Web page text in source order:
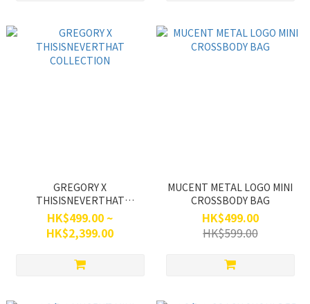
GREGORY X
THISISNEVERTHAT
COLLECTION
HK$499.00 ~
HK$2,399.00
MUCENT METAL LOGO MINI
CROSSBODY BAG
HK$499.00
HK$599.00